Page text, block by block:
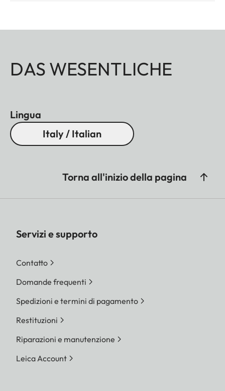
DAS WESENTLICHE
Lingua
Italy / Italian
Torna all'inizio della pagina
Servizi e supporto
Contatto
Domande frequenti
Spedizioni e termini di pagamento
Restituzioni
Riparazioni e manutenzione
Leica Account